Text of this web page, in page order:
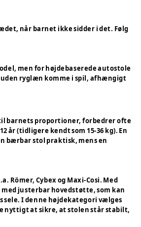
når barnet ikke sidder i det. Følg
men for højdebaserede autostole
uden ryglæn komme i spil, afhængigt
barnets proportioner, forbedrer ofte
år (tidligere kendt som 15-36 kg). En
bærbar stol praktisk, mens en
Römer, Cybex og Maxi-Cosi. Med
justerbar hovedstøtte, som kan
sele. I denne højdekategori vælges
nyttigt at sikre, at stolen står stabilt,